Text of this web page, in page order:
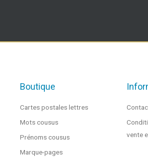
Boutique
Cartes postales lettres
Mots cousus
Prénoms cousus
Marque-pages
vente